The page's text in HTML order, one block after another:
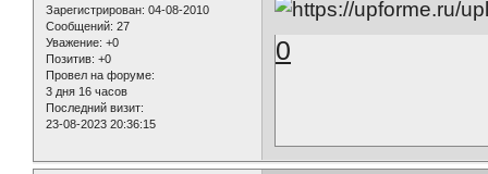
Зарегистрирован: 04-08-2010
Сообщений: 27
Уважение: +0
Позитив: +0
Провел на форуме:
3 дня 16 часов
Последний визит:
23-08-2023 20:36:15
0